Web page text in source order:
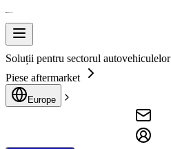
Soluții pentru sectorul autovehiculelor
Piese aftermarket
Europe